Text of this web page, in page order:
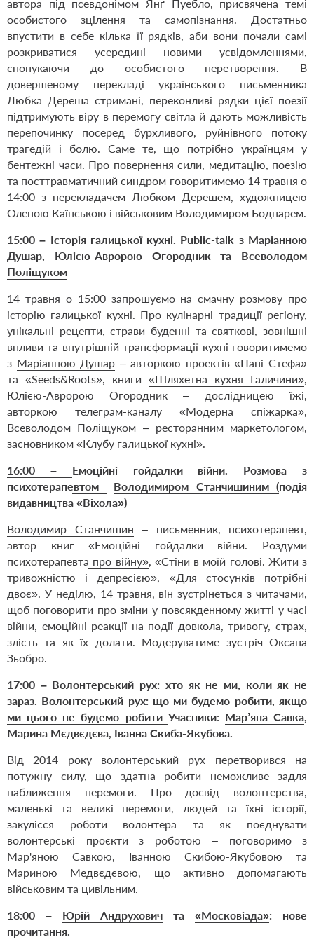
автора під псевдонімом Янґ Пуебло, присвячена темі
особистого зцілення та самопізнання. Достатньо
впустити в себе кілька її рядків, аби вони почали самі
розкриватися усередині новими усвідомленнями,
спонукаючи до особистого перетворення. В
довершеному перекладі українського письменника
Любка Дереша стримані, переконливі рядки цієї поезії
підтримують віру в перемогу світла й дають можливість
перепочинку посеред бурхливого, руйнівного потоку
трагедій і болю. Саме те, що потрібно українцям у
бентежні часи. Про повернення сили, медитацію, поезію
та посттравматичний синдром говоритимемо 14 травня о
14:00 з перекладачем Любком Дерешем, художницею
Оленою Каїнською і військовим Володимиром Боднарем.
15:00– Історія галицької кухні. Public-talk з Маріанною
Душар, Юлією-Авророю Огородник та Всеволодом
Поліщуком
14 травня о 15:00 запрошуємо на смачну розмову про
історію галицької кухні. Про кулінарні традиції регіону,
унікальні рецепти, страви буденні та святкові, зовнішні
впливи та внутрішній трансформації кухні говоритимемо
з Маріанною Душар – авторкою проектів «Пані Стефа»
та «Seeds&Roots», книги «Шляхетна кухня Галичини»,
Юлією-Авророю Огородник – дослідницею їжі,
авторкою телеграм-каналу «Модерна спіжарка»,
Всеволодом Поліщуком – ресторанним маркетологом,
засновником «Клубу галицької кухні».
16:00 – Емоційні гойдалки війни. Розмова з
психотерапевтом
Володимиром Станчишиним (подія
видавництва «Віхола»)
Володимир Станчишин – письменник, психотерапевт,
автор книг«Емоційні гойдалки війни. Роздуми
психотерапевта про війну», «Стіни в моїй голові. Жити з
тривожністю і депресією», «Для стосунків потрібні
двоє». У неділю, 14 травня, він зустрінеться з читачами,
щоб поговорити про зміни у повсякденному житті у часі
війни, емоційні реакції на події довкола, тривогу, страх,
злість та як їх долати. Модеруватиме зустріч Оксана
Зьобро.
17:00 – Волонтерський рух: хто як не ми, коли як не
зараз. Волонтерський рух: що ми будемо робити, якщо
ми цього не будемо робити Учасники: Мар’яна Савка,
Марина Мєдвєдєва, Іванна Скиба-Якубова.
Від 2014 року волонтерський рух перетворився на
потужну силу, що здатна робити неможливе задля
наближення перемоги. Про досвід волонтерства,
маленькі та великі перемоги, людей та їхні історії,
закулісся роботи волонтера та як поєднувати
волонтерські проєкти з роботою – поговоримо з
Мар'яною Савкою, Іванною Скибою-Якубовою та
Мариною Медвєдєвою, що активно допомагають
військовим та цивільним.
18:00 – Юрій Андрухович та «Московіада»: нове
прочитання.